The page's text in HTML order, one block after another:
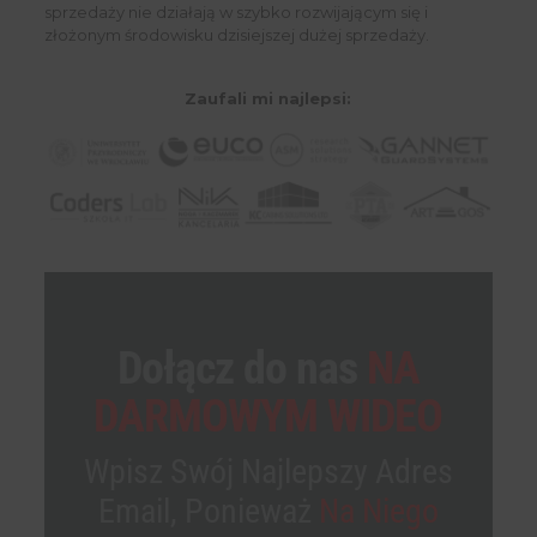
sprzedaży nie działają w szybko rozwijającym się i
złożonym środowisku dzisiejszej dużej sprzedaży.
Zaufali mi najlepsi: